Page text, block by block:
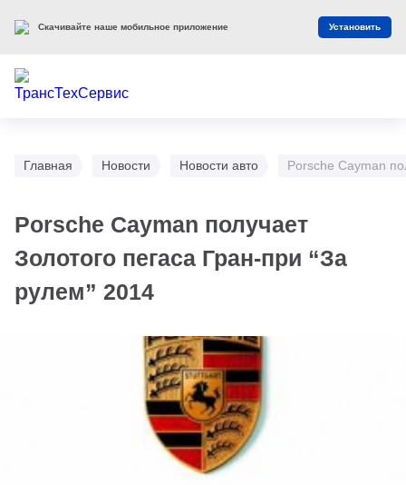
Главная Новости Новости авто Porsche Cayman
Porsche Cayman получает
Золотого пегаса Гран-при “За
рулем” 2014
Скачивайте наше мобильное приложение Установить